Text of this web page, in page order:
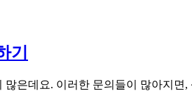
기
많은데요. 이러한 문의들이 많아지